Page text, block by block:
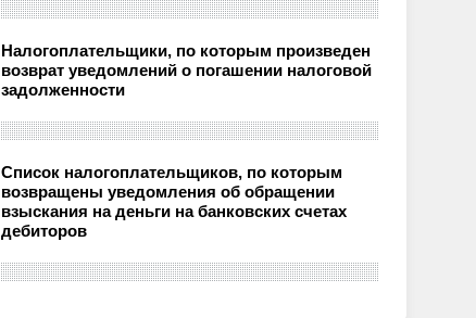
Налогоплательщики, по которым произведен
возврат уведомлений о погашении налоговой
задолженности
Список налогоплательщиков, по которым
возвращены уведомления об обращении
взыскания на деньги на банковских счетах
дебиторов